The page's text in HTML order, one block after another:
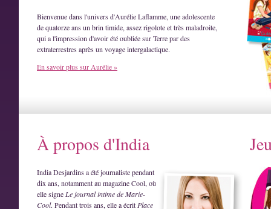
Bienvenue dans l'univers d'Aurélie Laflamme, une adolescente
de quatorze ans un brin timide, assez rigolote et très maladroite,
qui a l'impression d'avoir été oubliée sur Terre par des
extraterrestres après un voyage intergalactique.
En savoir plus sur Aurélie »
À propos d'India
India Desjardins a été journaliste pendant
dix ans, notamment au magazine Cool, où
elle signe Le journal intime de Marie-
Cool. Pendant trois ans, elle a écrit Place